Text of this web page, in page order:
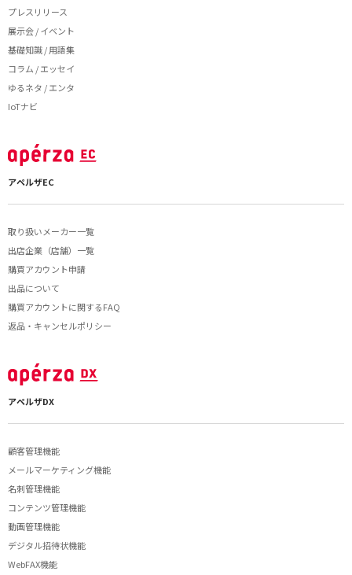
プレスリリース
展示会 / イベント
基礎知識 / 用語集
コラム / エッセイ
ゆるネタ / エンタ
IoTナビ
アペルザEC
取り扱いメーカー一覧
出店企業（店舗）一覧
購買アカウント申請
出品について
購買アカウントに関するFAQ
返品・キャンセルポリシー
アペルザDX
顧客管理機能
メールマーケティング機能
名刺管理機能
コンテンツ管理機能
動画管理機能
デジタル招待状機能
WebFAX機能